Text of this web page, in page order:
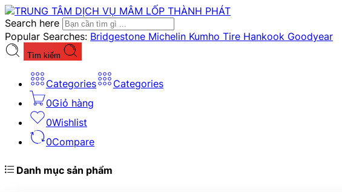
Search here
Popular Searches: Bridgestone Michelin Kumho Tire Hankook Goodyear
Tìm kiếm
Categories
Categories
0Giỏ hàng
0Wishlist
0Compare
Danh mục sản phẩm